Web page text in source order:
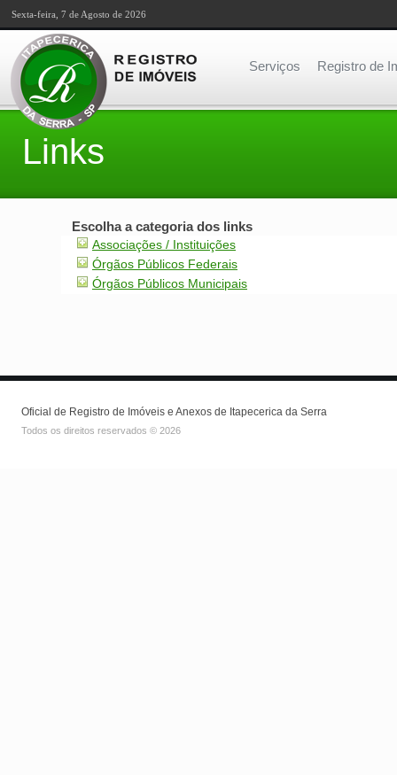
Sexta-feira, 7 de Agosto de 2026
Serviços Registro de
Links
Escolha a categoria dos links
Associações / Instituições
Órgãos Públicos Federais
Órgãos Públicos Municipais
Oficial de Registro de Imóveis e Anexos de Itapecerica da Serra
Todos os direitos reservados © 2026